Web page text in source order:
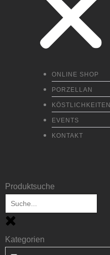
ONLINE SHOP
PORZELLAN
KÖSTLICHKEITEN
EVENTS
KONTAKT
Produktsuche
Kategorien